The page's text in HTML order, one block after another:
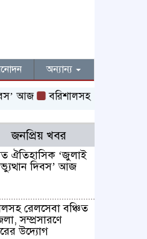
অন্যান্য
বরিশালসহ রেলসেবা বঞ্চিত ১৬
জনপ্রিয় খবর
ঐতিহাসিক ‌‘জুলাই
দিবস’ আজ
রেলসেবা বঞ্চিত
সম্প্রসারণে
উদ্যোগ